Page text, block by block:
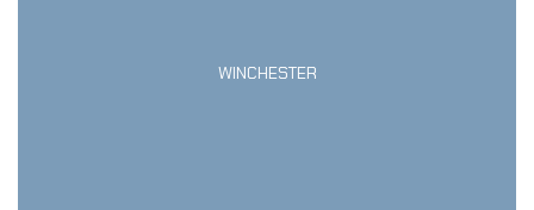
WINCHESTER